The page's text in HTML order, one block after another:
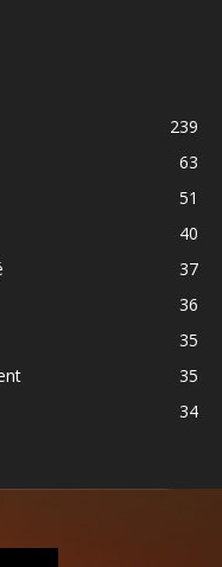
239
63
51
40
37
36
35
35
34